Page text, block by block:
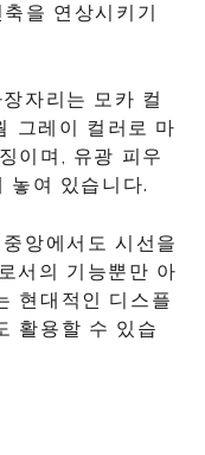
을 연상시키기
자리는 모카 컬
그레이 컬러로 마
이며, 유광 피우
놓여 있습니다.
앙에서도 시선을
서의 기능뿐만 아
현대적인 디스플
활용할 수 있습